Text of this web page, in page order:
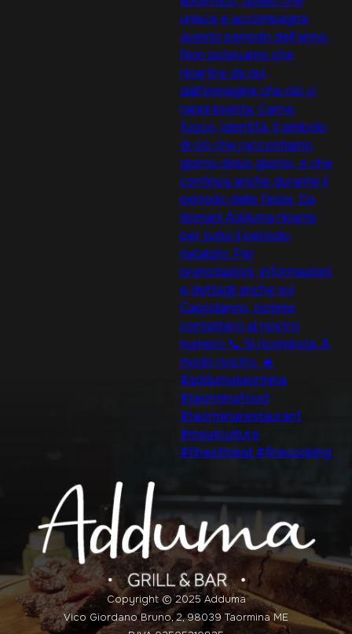
Copyright © 2025 Adduma
Vico Giordano Bruno, 2, 98039 Taormina ME